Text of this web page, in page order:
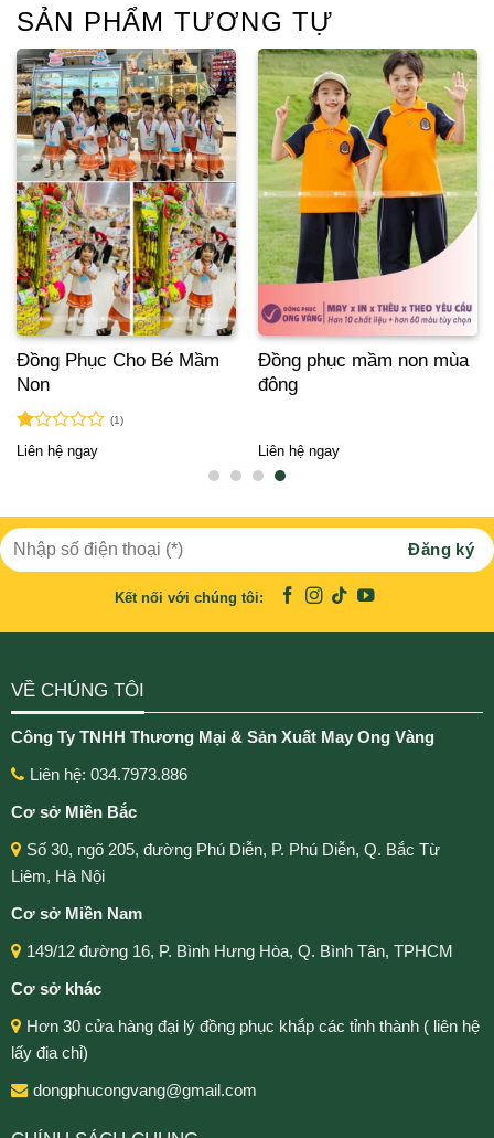
SẢN PHẨM TƯƠNG TỰ
Đồng phục mầm non mùa
đông
Liên hệ ngay
Đồng Phục Cho Bé Mầm
Non
Được
5
sao
(1)
Liên hệ ngay
Kết nối với chúng tôi:
VỀ CHÚNG TÔI
Công Ty TNHH Thương Mại & Sản Xuất May Ong Vàng
Liên hệ: 034.7973.886
Cơ sở Miền Bắc
Số 30, ngõ 205, đường Phú Diễn, P. Phú Diễn, Q. Bắc Từ
Liêm, Hà Nội
Cơ sở Miền Nam
149/12 đường 16, P. Bình Hưng Hòa, Q. Bình Tân, TPHCM
Cơ sở khác
Hơn 30 cửa hàng đại lý đồng phục khắp các tỉnh thành ( liên hệ
lấy địa chỉ)
dongphucongvang@gmail.com